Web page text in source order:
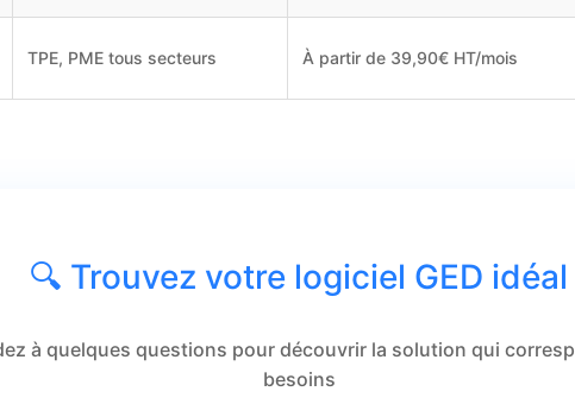
TPE, PME tous secteurs À partir de 39,90€ HT/mois
🔍 Trouvez votre logiciel GED idéal
à quelques questions pour découvrir la solution qui
besoins